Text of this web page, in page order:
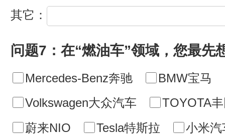
其它：
问题7：在“燃油车”领域，您最先
Mercedes-Benz奔驰
BMW宝马
Volkswagen大众汽车
TOYOTA
蔚来NIO
Tesla特斯拉 小米汽